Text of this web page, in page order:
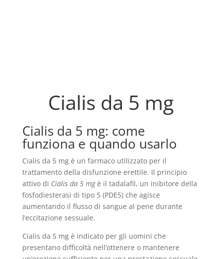
Cialis da 5 mg
Cialis da 5 mg: come
funziona e quando usarlo
Cialis da 5 mg è un farmaco utilizzato per il
trattamento della disfunzione erettile. Il principio
attivo di Cialis da 5 mgè il tadalafil, un inibitore della
fosfodiesterasi di tipo 5 (PDE5) che agisce
aumentando il flusso di sangue al pene durante
l’eccitazione sessuale.
Cialis da 5 mg è indicato per gli uomini che
presentano difficoltà nell’ottenere o mantenere